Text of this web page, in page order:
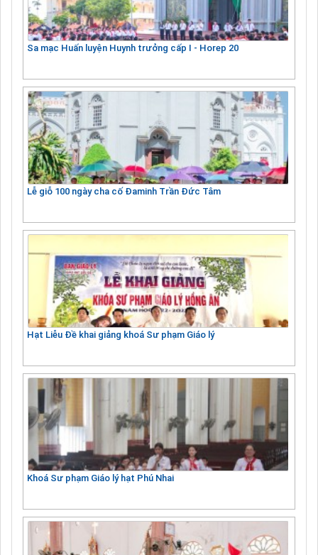
Sa mạc Huấn luyện Huynh trưởng cấp I - Horep 20
Lễ giỗ 100 ngày cha cố Đaminh Trần Đức Tâm
Hạt Liễu Đề khai giảng khoá Sư phạm Giáo lý
Khoá Sư phạm Giáo lý hạt Phú Nhai